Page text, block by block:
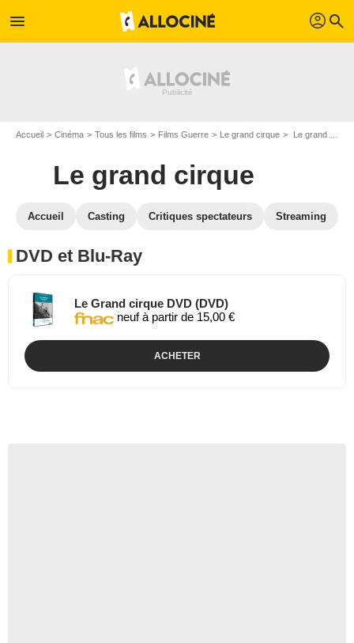
menu profil search
Accueil Cinéma Tous les films Films Guerre Le grand cirque Le grand cirque en DVD Blu Ray
Le grand cirque
Accueil Casting Critiques spectateurs Streaming
DVD et Blu-Ray
Le Grand cirque DVD (DVD)
neuf à partir de 15,00 €
ACHETER